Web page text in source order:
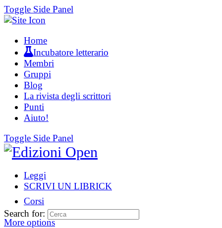
Toggle Side Panel
Home
Incubatore letterario
Membri
Gruppi
Blog
La rivista degli scrittori
Punti
Aiuto!
Toggle Side Panel
Leggi
SCRIVI UN LIBRICK
Corsi
More options
Search for: